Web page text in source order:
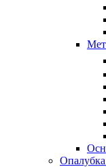
Опалубка